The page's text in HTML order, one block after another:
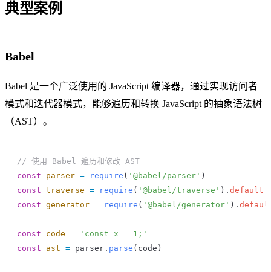
典型案例
Babel
Babel 是一个广泛使用的 JavaScript 编译器，通过实现访问者
模式和迭代器模式，能够遍历和转换 JavaScript 的抽象语法树
（AST）。
// 使用 Babel 遍历和修改 AST
const parser = require ( '@babel/parser' )
const traverse = require ( '@babel/traverse' ). default
const generator = require ( '@babel/generator' ).
const code = 'const x = 1;'
const ast = parser . parse ( code )